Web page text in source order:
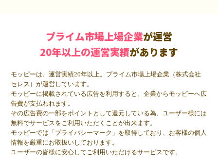
プライム市場上場企業が運営
20年以上の運営実績があります
モッピーは、運営実績20年以上。プライム市場上場企業（株式会社
セレス）が運営しています。
モッピーに掲載されている広告を利用すると、企業からモッピーへ広
告費が支払われます。
その広告費の一部をポイントとして還元している為、ユーザー様には
無料でサービスをご利用いただくことが出来ます。
モッピーでは「プライバシーマーク」を取得しており、お客様の個人
情報を厳重にお取扱いしております。
ユーザーの皆様に安心してご利用いただけるサービスです。